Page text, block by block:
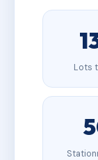
Lots